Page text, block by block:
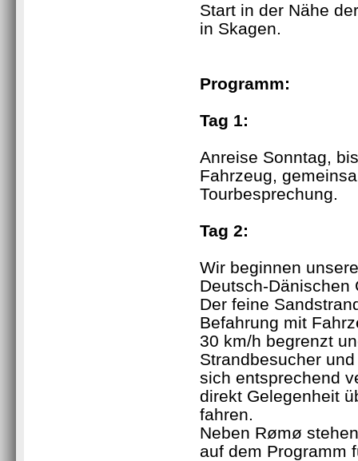
Start in der Nähe
in Skagen.
Programm:
Tag 1:
Anreise Sonntag,
Fahrzeug,
Tourbesprechung.
Tag 2:
Wir beginnen
Deutsch-Dänischen
Der feine
Befahrung mit
30 km/h begrenzt
Strandbesucher
sich entsprechend
direkt Gelegenheit
fahren.
Neben Rømø
auf dem Programm